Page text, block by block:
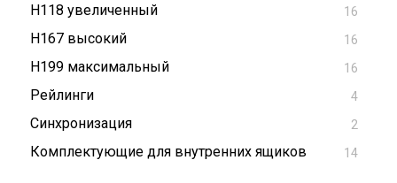
H118 увеличенный 16
H167 высокий 16
H199 максимальный 16
Рейлинги 4
Синхронизация 2
Комплектующие для внутренних ящиков 14